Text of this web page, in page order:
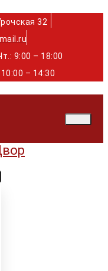
32
9:00 – 18:00
– 14:30